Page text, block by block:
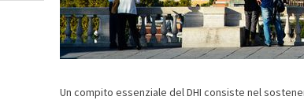
Un compito essenziale del DHI consiste nel